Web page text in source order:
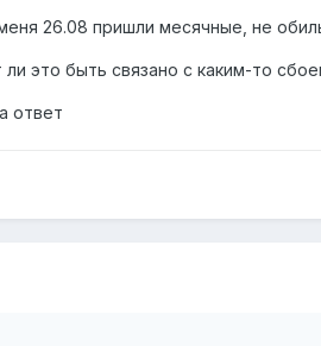
26.08 пришли месячные, не
это быть связано с каким-то
ответ